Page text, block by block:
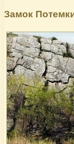
Замок